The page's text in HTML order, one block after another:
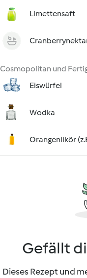
Limettensaft
Cosmopolitan und
Eiswürfel
Wodka
Orangenlikör
Gefällt
Dieses Rezept und